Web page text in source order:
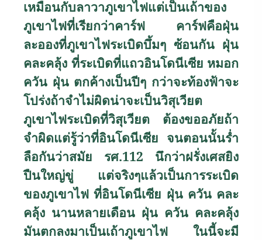
เหมือนกับลาวาภูเขาไฟแต่เป็นเถ้าของ
ภูเขาไฟที่เรียกว่าคาร์ฟ คาร์ฟคือฝุ่น
ละอองที่ภูเขาไฟระเบิดบึ้มๆ ซ้อนกัน ฝุ่น
คละคลุ้ง ที่ระเบิดที่แถวอินโดนีเซีย หมอก
ควัน ฝุ่น ตกค้างเป็นปีๆ กว่าจะท้องฟ้าจะ
โปร่งถ้าจำไม่ผิดน่าจะเป็นวิสุเวียต
ภูเขาไฟระเบิดที่วิสุเวียต ต้องขออภัยถ้า
จำผิดแต่รู้ว่าที่อินโดนีเซีย จนตอนนั้นร่ำ
ลือกันว่าสมัย รศ.112 นึกว่าฝรั่งเศสยิง
ปืนใหญ่ขู่ แต่จริงๆแล้วเป็นการระเบิด
ของภูเขาไฟ ที่อินโดนีเซีย ฝุ่น ควัน คละ
คลุ้ง นานหลายเดือน ฝุ่น ควัน คละคลุ้ง
มันตกลงมาเป็นเถ้าภูเขาไฟ ในนี้จะมี